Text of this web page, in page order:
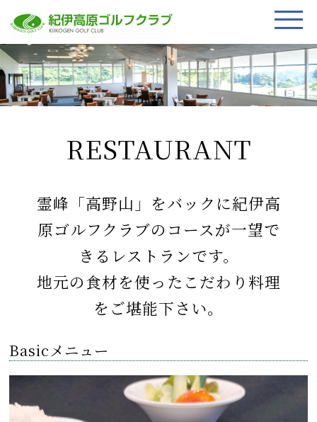
RESTAURANT
霊峰「高野山」をバックに紀伊高
原ゴルフクラブのコースが一望で
きるレストランです。
地元の食材を使ったこだわり料理
をご堪能下さい。
Basicメニュー